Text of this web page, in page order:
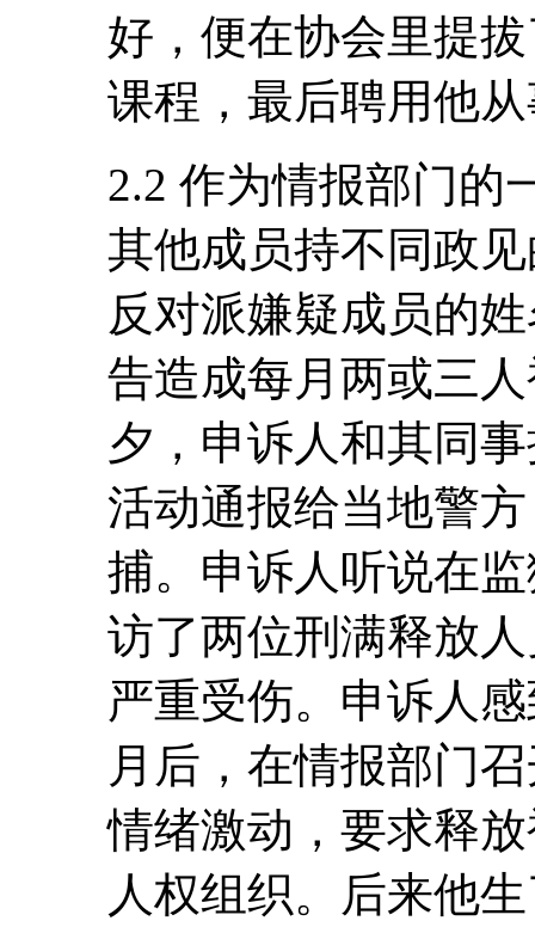
好，便在协会里提
课程，最后聘用他
2.2 作为情报部门的
其他成员持不同政
反对派嫌疑成员的
告造成每月两或三
夕，申诉人和其同
活动通报给当地警
捕。申诉人听说在
访了两位刑满释放
严重受伤。申诉人
月后，在情报部门
情绪激动，要求释
人权组织。后来他